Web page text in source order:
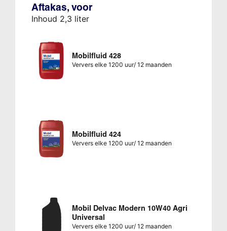
Aftakas, voor
Inhoud 2,3 liter
Mobilfluid 428
Ververs elke 1200 uur/ 12 maanden
Mobilfluid 424
Ververs elke 1200 uur/ 12 maanden
Mobil Delvac Modern 10W40 Agri
Universal
Ververs elke 1200 uur/ 12 maanden